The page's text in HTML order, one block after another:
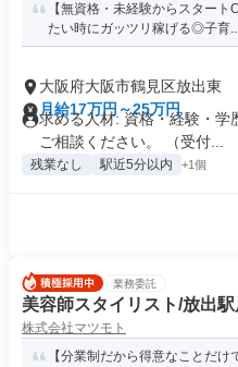
【無資格・未経験からスター
たい時にガッツリ稼げる◎子育
大阪府大阪市鶴見区放出東
月給17万円～25万円
求める人材: 資格・経験・
ご相談ください。 （受付...
残業なし 駅近5分以内 +1個
業務委託
美容師スタイリスト/放出駅
株式会社マツモト
【分業制だから得意なことだ